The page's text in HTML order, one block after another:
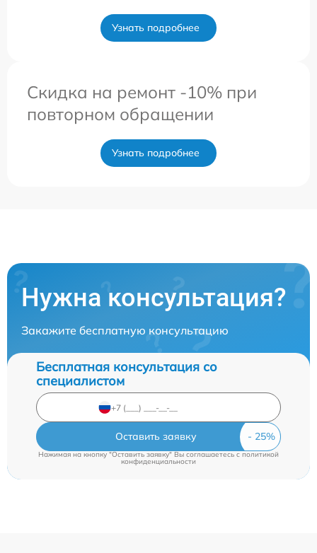
Узнать подробнее
Скидка на ремонт -10% при
повторном обращении
Узнать подробнее
Нужна консультация?
Закажите бесплатную консультацию
Бесплатная консультация со
специалистом
Оставить заявку
Нажимая на кнопку "Оставить заявку" Вы соглашаетесь cполитикой
конфиденциальности